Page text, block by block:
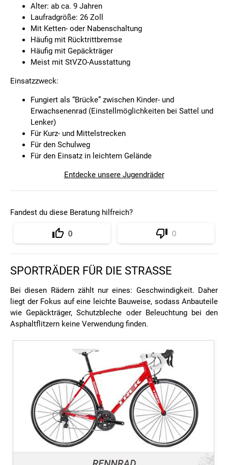
Alter: ab ca. 9 Jahren
Laufradgröße: 26 Zoll
Mit Ketten- oder Nabenschaltung
Häufig mit Rücktrittbremse
Häufig mit Gepäckträger
Meist mit StVZO-Ausstattung
Einsatzzweck:
Fungiert als “Brücke” zwischen Kinder- und
Erwachsenenrad (Einstellmöglichkeiten bei Sattel und
Lenker)
Für Kurz- und Mittelstrecken
Für den Schulweg
Für den Einsatz in leichtem Gelände
Entdecke unsere Jugendräder
Fandest du diese Beratung hilfreich?
0 0
SPORTRÄDER FÜR DIE STRASSE
Bei diesen Rädern zählt nur eines: Geschwindigkeit. Daher
liegt der Fokus auf eine leichte Bauweise, sodass Anbauteile
wie Gepäckträger, Schutzbleche oder Beleuchtung bei den
Asphaltflitzern keine Verwendung finden.